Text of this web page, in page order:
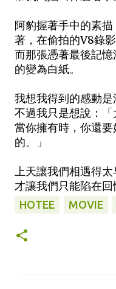
阿豹握著手中的素
著，在偷拍的V8錄影
而那張憑著最後記
的變為白紙。
我想我得到的感動是
不過我只是想說：「
當你擁有時，你還
的。」
上天讓我們相遇得
才讓我們只能陷在回憶
HOTEE MOVIE